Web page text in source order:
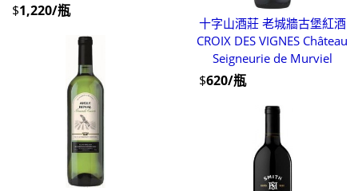
$1,220/瓶
十字山酒莊 老城牆古堡紅酒
CROIX DES VIGNES Château
Seigneurie de Murviel
$620/瓶